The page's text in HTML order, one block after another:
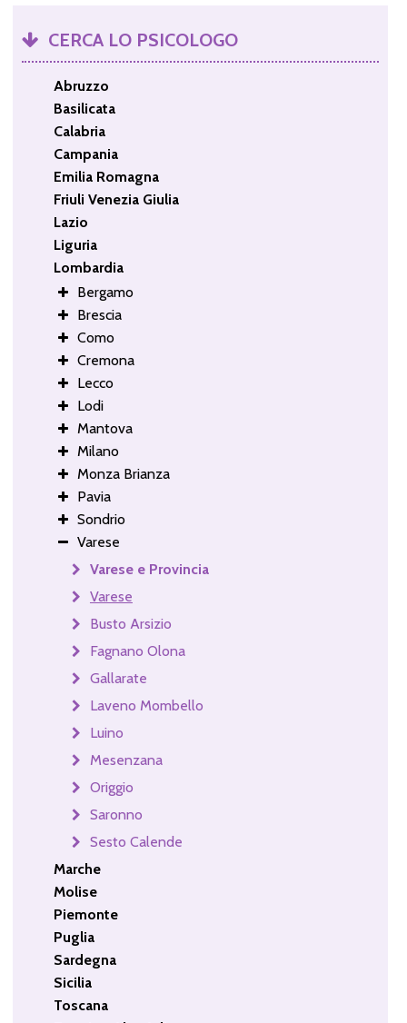
CERCA LO PSICOLOGO
Abruzzo
Basilicata
Calabria
Campania
Emilia Romagna
Friuli Venezia Giulia
Lazio
Liguria
Lombardia
Bergamo
Brescia
Como
Cremona
Lecco
Lodi
Mantova
Milano
Monza Brianza
Pavia
Sondrio
Varese
Varese e Provincia
Varese
Busto Arsizio
Fagnano Olona
Gallarate
Laveno Mombello
Luino
Mesenzana
Origgio
Saronno
Sesto Calende
Marche
Molise
Piemonte
Puglia
Sardegna
Sicilia
Toscana